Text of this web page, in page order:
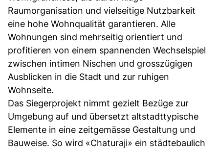
Raumorganisation und vielseitige Nutzbarkeit
eine hohe Wohnqualität garantieren. Alle
Wohnungen sind mehrseitig orientiert und
profitieren von einem spannenden Wechselspiel
zwischen intimen Nischen und grosszügigen
Ausblicken in die Stadt und zur ruhigen
Wohnseite.
Das Siegerprojekt nimmt gezielt Bezüge zur
Umgebung auf und übersetzt altstadttypische
Elemente in eine zeitgemässe Gestaltung und
Bauweise. So wird «Chaturaji» ein städtebaulich